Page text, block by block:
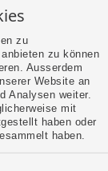
zu
zu können
Ausserdem
Website an
Analysen weiter.
mit
haben oder
haben.